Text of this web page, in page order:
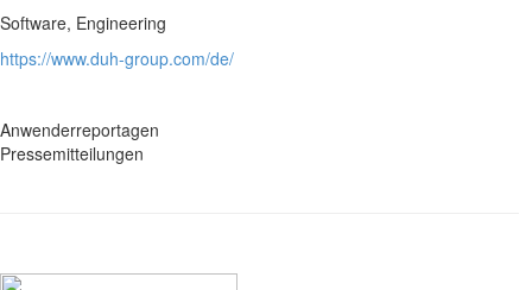
Software, Engineering
https://www.duh-group.com/de/
Anwenderreportagen
Pressemitteilungen